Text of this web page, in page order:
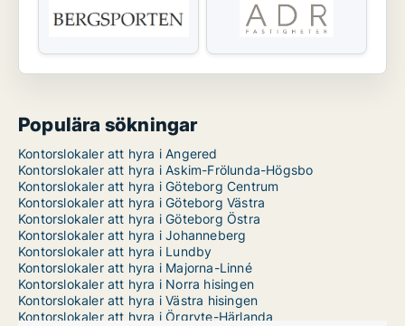
Populära sökningar
Kontorslokaler att hyra i Angered
Kontorslokaler att hyra i Askim-Frölunda-Högsbo
Kontorslokaler att hyra i Göteborg Centrum
Kontorslokaler att hyra i Göteborg Västra
Kontorslokaler att hyra i Göteborg Östra
Kontorslokaler att hyra i Johanneberg
Kontorslokaler att hyra i Lundby
Kontorslokaler att hyra i Majorna-Linné
Kontorslokaler att hyra i Norra hisingen
Kontorslokaler att hyra i Västra hisingen
Kontorslokaler att hyra i Örgryte-Härlanda